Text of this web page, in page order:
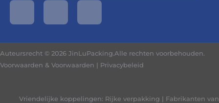
Auteursrecht © 2026 JinLuPacking.Alle rechten voorbehouden.
Voorwaarden & Voorwaarden | Privacybeleid
Vriendelijke koppelingen: Rijke verpakking | Fabrikanten van